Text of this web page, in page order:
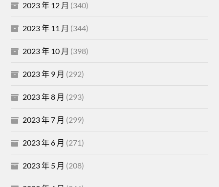
2023 年 12 月 (340)
2023 年 11 月 (344)
2023 年 10 月 (398)
2023 年 9 月 (292)
2023 年 8 月 (293)
2023 年 7 月 (299)
2023 年 6 月 (271)
2023 年 5 月 (208)